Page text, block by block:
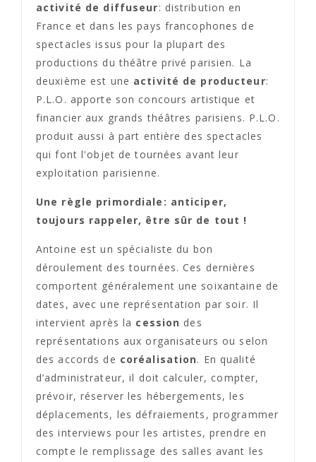
activité de diffuseur: distribution en
France et dans les pays francophones de
spectacles issus pour la plupart des
productions du théâtre privé parisien. La
deuxième est une activité de producteur:
P.L.O. apporte son concours artistique et
financier aux grands théâtres parisiens. P.L.O.
produit aussi à part entière des spectacles
qui font l'objet de tournées avant leur
exploitation parisienne.
Une règle primordiale: anticiper,
toujours rappeler, être sûr de tout !
Antoine est un spécialiste du bon
déroulement des tournées. Ces dernières
comportent généralement une soixantaine de
dates, avec une représentation par soir. Il
intervient après la cession des
représentations aux organisateurs ou selon
des accords de coréalisation. En qualité
d’administrateur, il doit calculer, compter,
prévoir, réserver les hébergements, les
déplacements, les défraiements, programmer
des interviews pour les artistes, prendre en
compte le remplissage des salles avant les